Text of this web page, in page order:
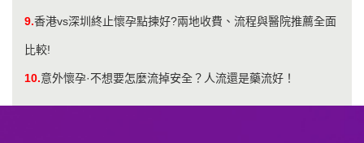
9.香港vs深圳終止懷孕點揀好?兩地收費、流程與醫院推薦全面
比較!
10.意外懷孕·不想要怎麼流掉安全？人流還是藥流好！